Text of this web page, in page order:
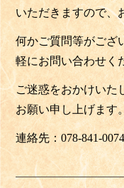
いただきますので、
何かご質問等がござ
軽にお問い合わせく
ご迷惑をおかけいた
お願い申し上げます
連絡先：078-841-0074